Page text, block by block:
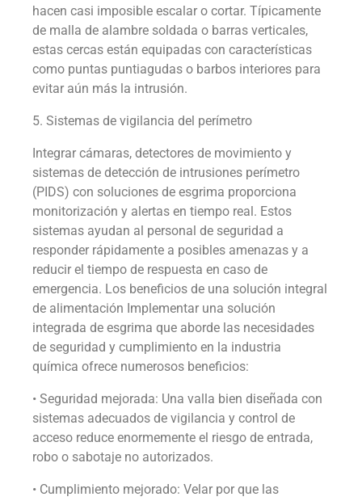
hacen casi imposible escalar o cortar. Típicamente
de malla de alambre soldada o barras verticales,
estas cercas están equipadas con características
como puntas puntiagudas o barbos interiores para
evitar aún más la intrusión.
5. Sistemas de vigilancia del perímetro
Integrar cámaras, detectores de movimiento y
sistemas de detección de intrusiones perímetro
(PIDS) con soluciones de esgrima proporciona
monitorización y alertas en tiempo real. Estos
sistemas ayudan al personal de seguridad a
responder rápidamente a posibles amenazas y a
reducir el tiempo de respuesta en caso de
emergencia. Los beneficios de una solución integral
de alimentación Implementar una solución
integrada de esgrima que aborde las necesidades
de seguridad y cumplimiento en la industria
química ofrece numerosos beneficios:
• Seguridad mejorada: Una valla bien diseñada con
sistemas adecuados de vigilancia y control de
acceso reduce enormemente el riesgo de entrada,
robo o sabotaje no autorizados.
• Cumplimiento mejorado: Velar por que las